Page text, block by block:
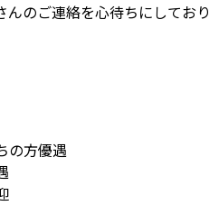
のご連絡を心待ちにしており
の方優遇